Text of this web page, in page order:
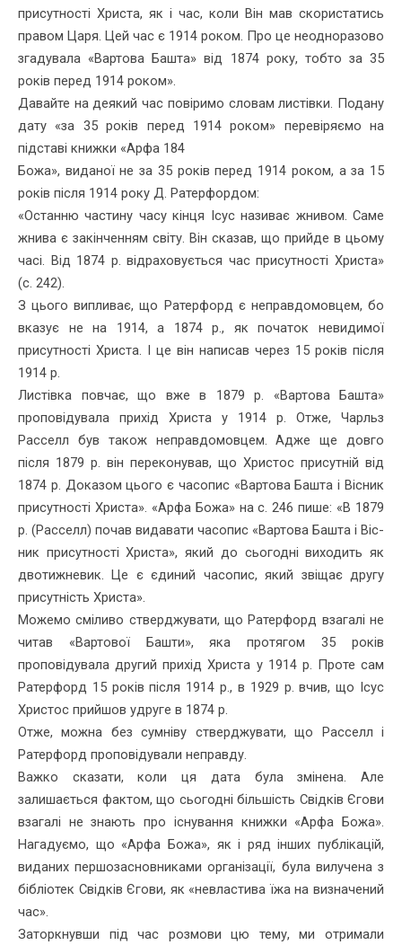
присутності Христа, як і час, коли Він мав скористатись
правом Царя. Цей час є 1914 роком. Про це неодноразово
згадувала «Вартова Башта» від 1874 року, тобто за 35
років перед 1914 роком».
Давайте на деякий час повіримо словам листівки. Подану
дату «за 35 років перед 1914 роком» перевіряємо на
підставі книжки «Арфа 184
Божа», виданої не за 35 років перед 1914 роком, а за 15
років після 1914 року Д. Ратерфордом:
«Останню частину часу кінця Ісус називає жнивом. Саме
жнива є закінченням світу. Він сказав, що прийде в цьому
часі. Від 1874 р. відраховується час присутності Христа»
(с. 242).
З цього випливає, що Ратерфорд є неправдомовцем, бо
вказує не на 1914, а 1874 р., як початок невидимої
присутності Христа. І це він написав через 15 років після
1914 р.
Листівка повчає, що вже в 1879 р. «Вартова Башта»
проповіду­вала прихід Христа у 1914 р. Отже, Чарльз
Расселл був також не­правдомовцем. Адже ще довго
після 1879 р. він переконував, що Христос присутній від
1874 р. Доказом цього є часопис «Вартова Башта і Вісник
присутності Христа». «Арфа Божа» на с. 246 пише: «В 1879
р. (Расселл) почав видавати часопис «Вартова Башта і Віс­
ник присутності Христа», який до сьогодні виходить як
двотиж­невик. Це є єдиний часопис, який звіщає другу
присутність Христа».
Можемо сміливо стверджувати, що Ратерфорд взагалі не
читав «Вартової Башти», яка протягом 35 років
проповідувала другий при­хід Христа у 1914 р. Проте сам
Ратерфорд 15 років після 1914 р., в 1929 р. вчив, що Ісус
Христос прийшов удруге в 1874 р.
Отже, можна без сумніву стверджувати, що Расселл і
Ратерфорд проповідували неправду.
Важко сказати, коли ця дата була змінена. Але
залишається фак­том, що сьогодні більшість Свідків Єгови
взагалі не знають про існування книжки «Арфа Божа».
Нагадуємо, що «Арфа Божа», як і ряд інших публікацій,
виданих першозасновниками організації, була вилучена з
бібліотек Свідків Єгови, як «невластива їжа на визначе­ний
час».
Заторкнувши під час розмови цю тему, ми отримали